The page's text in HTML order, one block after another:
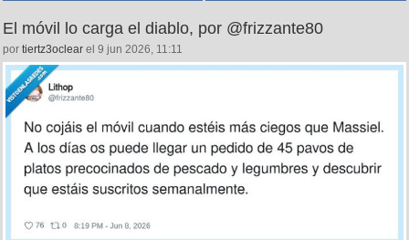
El móvil lo carga el diablo, por @frizzante80
por tiertz3oclear el 9 jun 2026, 11:11